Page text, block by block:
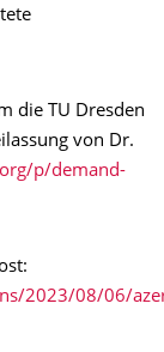
die TU Dresden
von Dr.
p/demand-
2023/08/06/